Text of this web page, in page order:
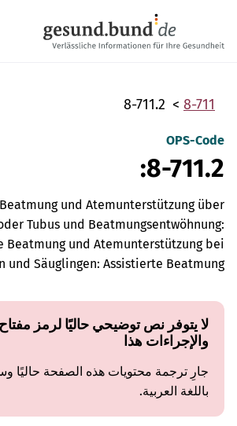
8-711
8-711.2
OPS-Code
8-711.2:
und Atemunterstützung über
Tubus und Beatmungsentwöhnung:
Beatmung und Atemunterstützung bei
und Säuglingen: Assistierte Beatmung
لا يتوفر نص توضيحي حاليًا لرمز
والإجراءات هذا
جارِ ترجمة محتويات هذه الصفحة حاليًا
باللغة العربية.